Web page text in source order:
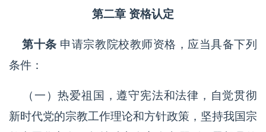
第二章 资格认定
第十条 申请宗教院校教师资格，应当具备下列
条件：
（一）热爱祖国，遵守宪法和法律，自觉贯彻
新时代党的宗教工作理论和方针政策，坚持我国宗